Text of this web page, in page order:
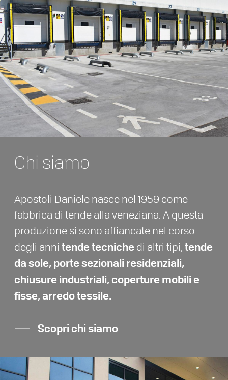
Chi siamo
Apostoli Daniele nasce nel 1959 come
fabbrica di tende alla veneziana. A questa
produzione si sono affiancate nel corso
degli anni tende tecniche di altri tipi,tende
da sole, porte sezionali residenziali,
chiusure industriali, coperture mobili e
fisse, arredo tessile.
Scopri chi siamo